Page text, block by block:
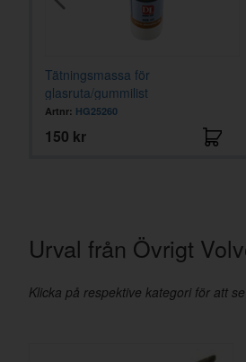
Tätningsmassa för
glasruta/gummilist
Artnr: HG25260
150 kr
Urval från Övrigt
Klicka på respektive kategori för att